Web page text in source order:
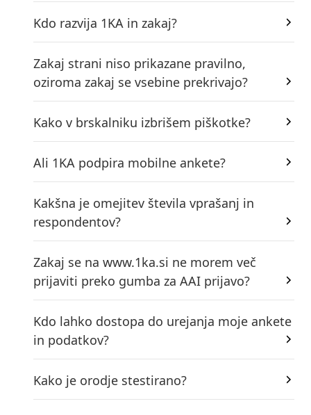
Kdo razvija 1KA in zakaj?
Zakaj strani niso prikazane pravilno,
oziroma zakaj se vsebine prekrivajo?
Kako v brskalniku izbrišem piškotke?
Ali 1KA podpira mobilne ankete?
Kakšna je omejitev števila vprašanj in
respondentov?
Zakaj se na www.1ka.si ne morem več
prijaviti preko gumba za AAI prijavo?
Kdo lahko dostopa do urejanja moje ankete
in podatkov?
Kako je orodje stestirano?